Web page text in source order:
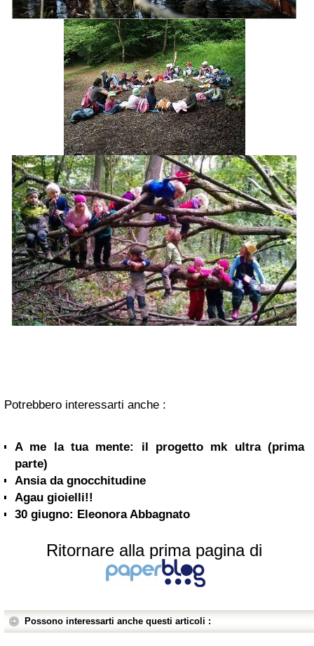
Potrebbero interessarti anche :
A me la tua mente: il progetto mk ultra (prima
parte)
Ansia da gnocchitudine
Agau gioielli!!
30 giugno: Eleonora Abbagnato
Ritornare alla prima pagina di
Possono interessarti anche questi articoli :